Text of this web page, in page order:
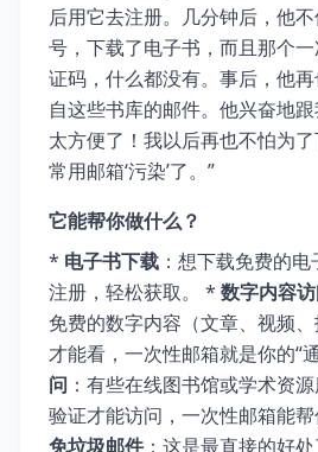
后用它去注册。几分钟后，他
号，下载了电子书，而且那个
证码，什么都没有。事后，他
自这些书库的邮件。他兴奋地
太方便了！我以后再也不怕为
常用邮箱‘污染’了。”
它能帮你做什么？
* 电子书下载 ：想下载免费的
注册，轻松获取。 * 数字内容
免费的数字内容（文章、视频
才能看，一次性邮箱就是你的“
问 ：有些在线图书馆或学术资
验证才能访问，一次性邮箱能
免垃圾邮件：这是最直接的好